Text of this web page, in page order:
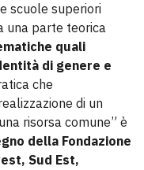
scuole superiori
una parte teorica
quali
di genere e
che
di un
risorsa comune” è
della Fondazione
Sud Est,